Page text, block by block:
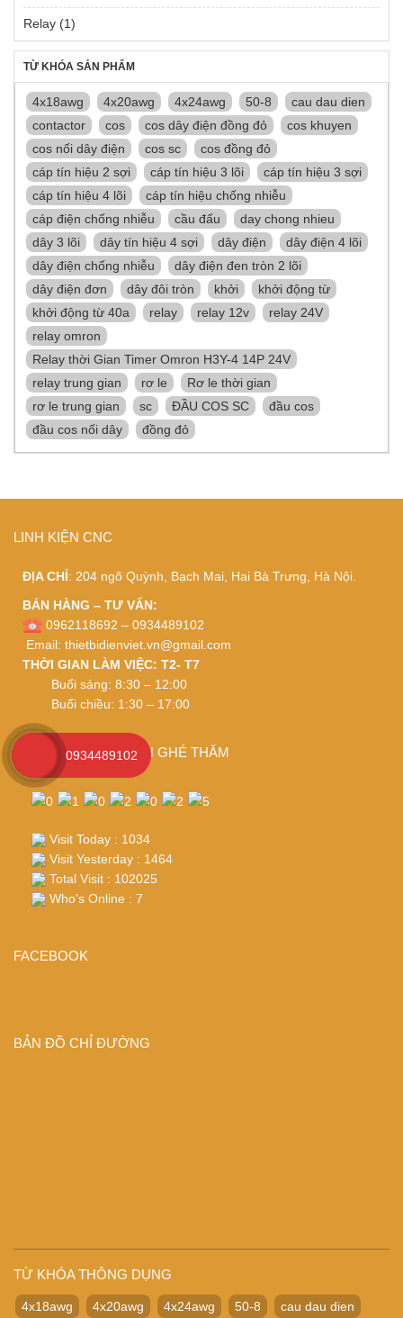
Relay (1)
TỪ KHÓA SẢN PHẨM
4x18awg 4x20awg 4x24awg 50-8
cau dau dien
contactor
cos cos dây điện đồng đỏ
cos khuyen
cos nối dây điện
cos sc
cos đồng đỏ
cáp tín hiệu 2 sợi
cáp tín hiệu 3 lõi
cáp tín hiệu 3 sợi
cáp tín hiệu 4 lõi
cáp tín hiệu chống nhiễu
cáp điện chống nhiễu
cầu đấu
day chong nhieu
dây 3 lõi
dây tín hiệu 4 sợi dây điện
dây điện 4 lõi
dây điện chống nhiễu
dây điện đen tròn 2 lõi
dây điện đơn
dây đôi tròn khởi
khởi động từ
khởi động từ 40a
relay relay 12v
relay 24V
relay omron
Relay thời Gian Timer Omron H3Y-4 14P 24V
relay trung gian
rơ le
Rơ le thời gian
rơ le trung gian
sc ĐẦU COS SC
đầu cos
đầu cos nối dây
đồng đỏ
LINH KIỆN CNC
ĐỊA CHỈ: 204 ngõ Quỳnh, Bạch Mai, Hai Bà Trưng, Hà Nội.
BÁN HÀNG – TƯ VẤN:
0962118692 – 0934489102
Email: thietbidienviet.vn@gmail.com
THỜI GIAN LÀM VIỆC: T2- T7
Buổi sáng: 8:30 – 12:00
Buổi chiều: 1:30 – 17:00
CÁM ƠN QUÝ KHÁCH GHÉ THĂM
Visit Today : 1034
Visit Yesterday : 1464
Total Visit : 102025
Who's Online : 7
FACEBOOK
BẢN ĐỒ CHỈ ĐƯỜNG
TỪ KHÓA THÔNG DỤNG
4x18awg 4x20awg 4x24awg 50-8 cau dau dien
0934489102